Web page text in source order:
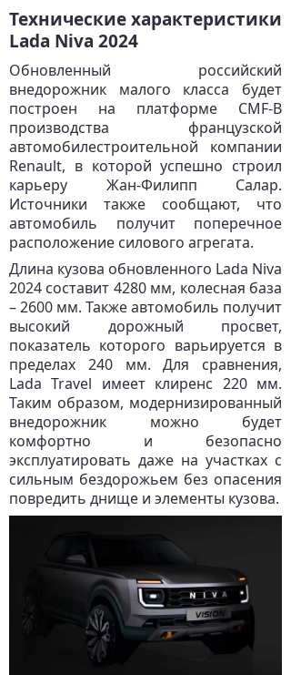
Технические характеристики
Lada Niva 2024
Обновленный российский
внедорожник малого класса будет
построен на платформе СMF-B
производства французской
автомобилестроительной компании
Renault, в которой успешно строил
карьеру Жан-Филипп Салар.
Источники также сообщают, что
автомобиль получит поперечное
расположение силового агрегата.
Длина кузова обновленного Lada Niva
2024 составит 4280 мм, колесная база
– 2600 мм. Также автомобиль получит
высокий дорожный просвет,
показатель которого варьируется в
пределах 240 мм. Для сравнения,
Lada Travel имеет клиренс 220 мм.
Таким образом, модернизированный
внедорожник можно будет
комфортно и безопасно
эксплуатировать даже на участках с
сильным бездорожьем без опасения
повредить днище и элементы кузова.